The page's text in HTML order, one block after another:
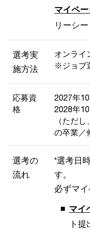
マイペ
リーシ
選考実
施方法
オンライ
※ジョブ
応募資
格
2027年
2028年
（ただ
の卒業／
選考の
流れ
*選考日
す。
必ずマ
マイ
ト提